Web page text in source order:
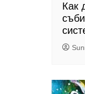
Как